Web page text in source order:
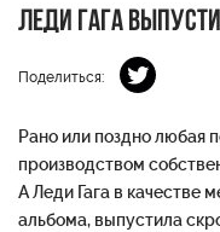
Леди Гага
Поделиться:
Рано или поздно любая
производством
А Леди Гага в качестве
альбома, выпустила